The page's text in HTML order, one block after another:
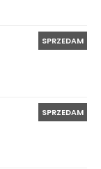
SPRZEDAM
SPRZEDAM